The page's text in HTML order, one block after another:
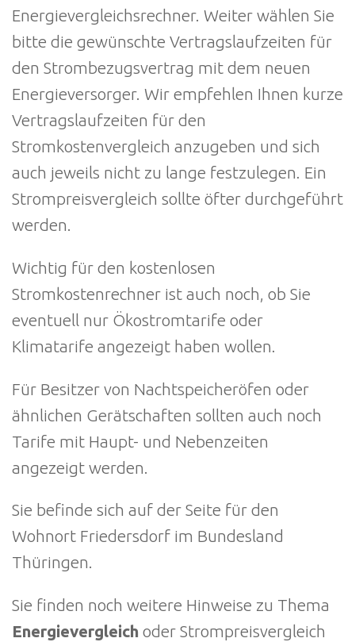
Energievergleichsrechner. Weiter wählen Sie
bitte die gewünschte Vertragslaufzeiten für
den Strombezugsvertrag mit dem neuen
Energieversorger. Wir empfehlen Ihnen kurze
Vertragslaufzeiten für den
Stromkostenvergleich anzugeben und sich
auch jeweils nicht zu lange festzulegen. Ein
Strompreisvergleich sollte öfter durchgeführt
werden.
Wichtig für den kostenlosen
Stromkostenrechner ist auch noch, ob Sie
eventuell nur Ökostromtarife oder
Klimatarife angezeigt haben wollen.
Für Besitzer von Nachtspeicheröfen oder
ähnlichen Gerätschaften sollten auch noch
Tarife mit Haupt- und Nebenzeiten
angezeigt werden.
Sie befinde sich auf der Seite für den
Wohnort Friedersdorf im Bundesland
Thüringen.
Sie finden noch weitere Hinweise zu Thema
Energievergleich oder Strompreisvergleich